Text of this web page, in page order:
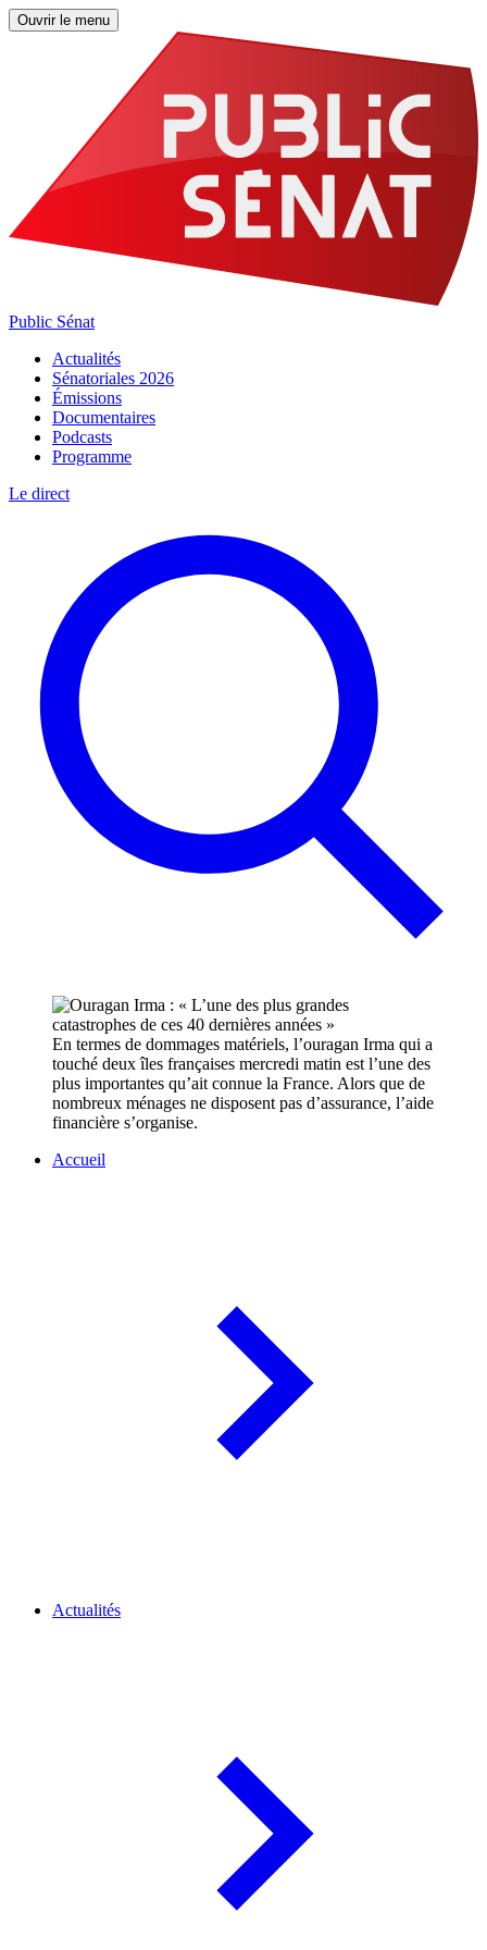
Ouvrir le menu
Public Sénat
Actualités
Sénatoriales 2026
Émissions
Documentaires
Podcasts
Programme
Le direct
En termes de dommages matériels, l’ouragan Irma qui a
touché deux îles françaises mercredi matin est l’une des
plus importantes qu’ait connue la France. Alors que de
nombreux ménages ne disposent pas d’assurance, l’aide
financière s’organise.
Accueil
Actualités